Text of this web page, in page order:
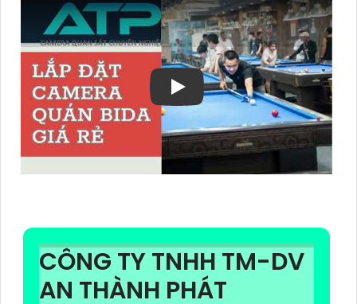
CÔNG TY TNHH TM-DV
AN THÀNH PHÁT